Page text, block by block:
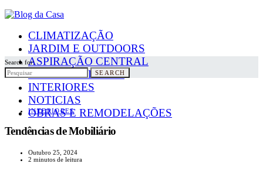
CLIMATIZAÇÃO
JARDIM E OUTDOORS
ASPIRAÇÃO CENTRAL
PAINÉIS SOLARES
INTERIORES
NOTICIAS
OBRAS E REMODELAÇÕES
Search for:
SEARCH
INTERIORES
Tendências de Mobiliário
Outubro 25, 2024
2 minutos de leitura